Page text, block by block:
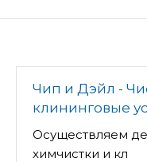
Чип и Дэйл -
клининговые
Осуществляем
химчистки и кл